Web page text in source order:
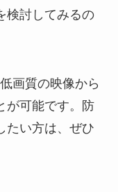
検討してみるの
画質の映像から
が可能です。防
たい方は、ぜひ